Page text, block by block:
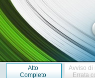
Atto
Completo
Avviso di
Errata